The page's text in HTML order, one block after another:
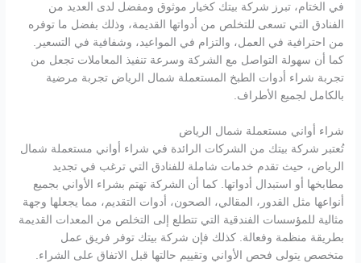
في الختام، تبرز شركة بيتك كخيار موثوق ومفضل لدى العديد من
الفنادق التي تسعى للتخلص من أدواتها القديمة، وذلك بفضل ما توفره
من احترافية في العمل، والتزام في المواعيد، وشفافية في التسعير.
كما أن سهولة التواصل مع الشركة وسرعة تنفيذ المعاملات تجعل من
تجربة شراء أدوات الطبخ المستعملة شمال الرياض تجربة مرضية
بالكامل لجميع الأطراف.
شراء أواني مستعملة شمال الرياض
تُعتبر شركة بيتك من الشركات الرائدة في شراء أواني مستعملة شمال
الرياض، حيث تقدم خدمات شاملة للفنادق التي ترغب في تجديد
مطابخها أو استبدال أدواتها. كما أن الشركة تهتم بشراء الأواني بجميع
أنواعها مثل القدور، المقالي، الصحون، أدوات التقديم، مما يجعلها وجهة
مثالية للمؤسسات الفندقية التي تتطلع إلى التخلص من المعدات القديمة
بطريقة منظمة وفعالة. كذلك فإن شركة بيتك توفر فريق عمل
متخصص يتولى فحص الأواني وتقييم حالتها قبل الاتفاق على الشراء.